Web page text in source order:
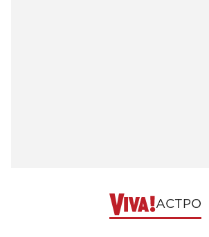
АСТРО